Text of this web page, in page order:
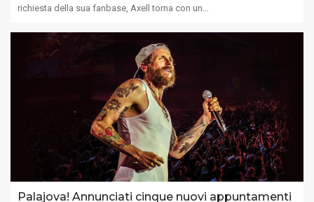
richiesta della sua fanbase, Axell torna con un…
Palajova! Annunciati cinque nuovi appuntamenti